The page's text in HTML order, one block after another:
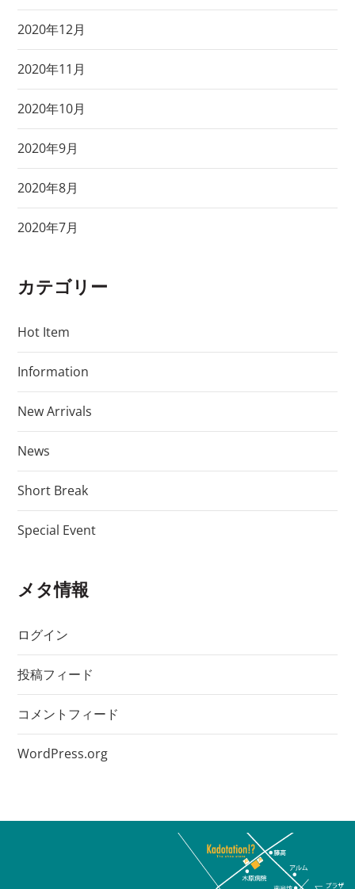
2020年12月
2020年11月
2020年10月
2020年9月
2020年8月
2020年7月
カテゴリー
Hot Item
Information
New Arrivals
News
Short Break
Special Event
メタ情報
ログイン
投稿フィード
コメントフィード
WordPress.org